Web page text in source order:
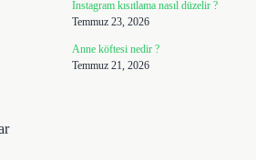
Instagram kısıtlama nasıl düzelir ?
Temmuz 23, 2026
Anne köftesi nedir ?
Temmuz 21, 2026